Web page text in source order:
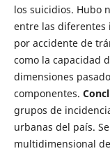
los suicidios. Hubo
entre las diferentes
por accidente de
como la capacidad
dimensiones
componentes.
grupos de
urbanas del país.
multidimensional